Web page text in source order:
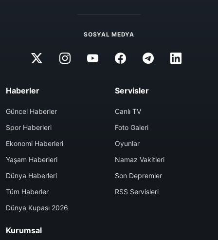
SOSYAL MEDYA
Haberler
Güncel Haberler
Spor Haberleri
Ekonomi Haberleri
Yaşam Haberleri
Dünya Haberleri
Tüm Haberler
Dünya Kupası 2026
Servisler
Canlı TV
Foto Galeri
Oyunlar
Namaz Vakitleri
Son Depremler
RSS Servisleri
Kurumsal